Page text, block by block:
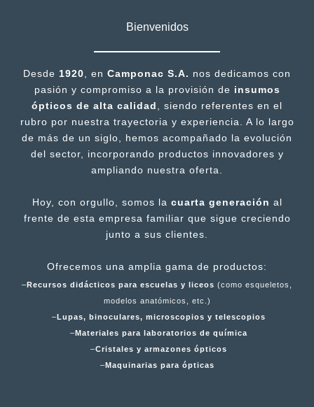
Bienvenidos
Desde 1920 , en Camponac S.A. nos dedicamos con
pasión y compromiso a la provisión de insumos
ópticos de alta calidad
, siendo referentes en el
rubro por nuestra trayectoria y experiencia. A lo largo
de más de un siglo, hemos acompañado la evolución
del sector, incorporando productos innovadores y
ampliando nuestra oferta.
Hoy, con orgullo, somos la cuarta generación al
frente de esta empresa familiar que sigue creciendo
junto a sus clientes.
Ofrecemos una amplia gama de productos:
– Recursos didácticos para escuelas y liceos (como esqueletos,
modelos anatómicos, etc.)
– Lupas, binoculares, microscopios y telescopios
– Materiales para laboratorios de química
–Cristales y armazones ópticos
– Maquinarias para ópticas